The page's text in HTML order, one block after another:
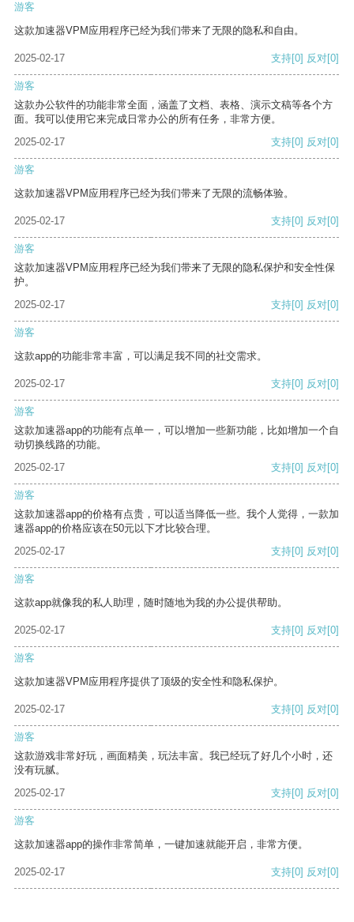
游客
这款加速器VPM应用程序已经为我们带来了无限的隐私和自由。
2025-02-17 支持[0] 反对[0]
游客
这款办公软件的功能非常全面，涵盖了文档、表格、演示文稿等各个方
面。我可以使用它来完成日常办公的所有任务，非常方便。
2025-02-17
支持[0] 反对[0]
游客
这款加速器VPM应用程序已经为我们带来了无限的流畅体验。
2025-02-17 支持[0] 反对[0]
游客
这款加速器VPM应用程序已经为我们带来了无限的隐私保护和安全性保
护。
2025-02-17
支持[0] 反对[0]
游客
这款app的功能非常丰富，可以满足我不同的社交需求。
2025-02-17 支持[0] 反对[0]
游客
这款加速器app的功能有点单一，可以增加一些新功能，比如增加一个自
动切换线路的功能。
2025-02-17
支持[0] 反对[0]
游客
这款加速器app的价格有点贵，可以适当降低一些。我个人觉得，一款加
速器app的价格应该在50元以下才比较合理。
2025-02-17
支持[0] 反对[0]
游客
这款app就像我的私人助理，随时随地为我的办公提供帮助。
2025-02-17 支持[0] 反对[0]
游客
这款加速器VPM应用程序提供了顶级的安全性和隐私保护。
2025-02-17 支持[0] 反对[0]
游客
这款游戏非常好玩，画面精美，玩法丰富。我已经玩了好几个小时，还
没有玩腻。
2025-02-17
支持[0] 反对[0]
游客
这款加速器app的操作非常简单，一键加速就能开启，非常方便。
2025-02-17 支持[0] 反对[0]